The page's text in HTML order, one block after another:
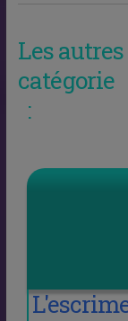
Les
catégorie
: